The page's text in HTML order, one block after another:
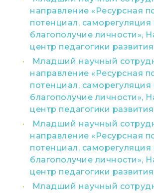
направление «Ресурсная
потенциал, саморегуляция
благополучие личности»,
центр педагогики
Младший научный
направление «Ресурсная
потенциал, саморегуляция
благополучие личности»,
центр педагогики
Младший научный
направление «Ресурсная
потенциал, саморегуляция
благополучие личности»,
центр педагогики
Младший научный